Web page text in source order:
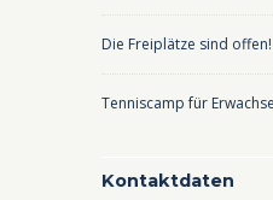
Die Freiplätze sind
Tenniscamp für
Kontaktdaten